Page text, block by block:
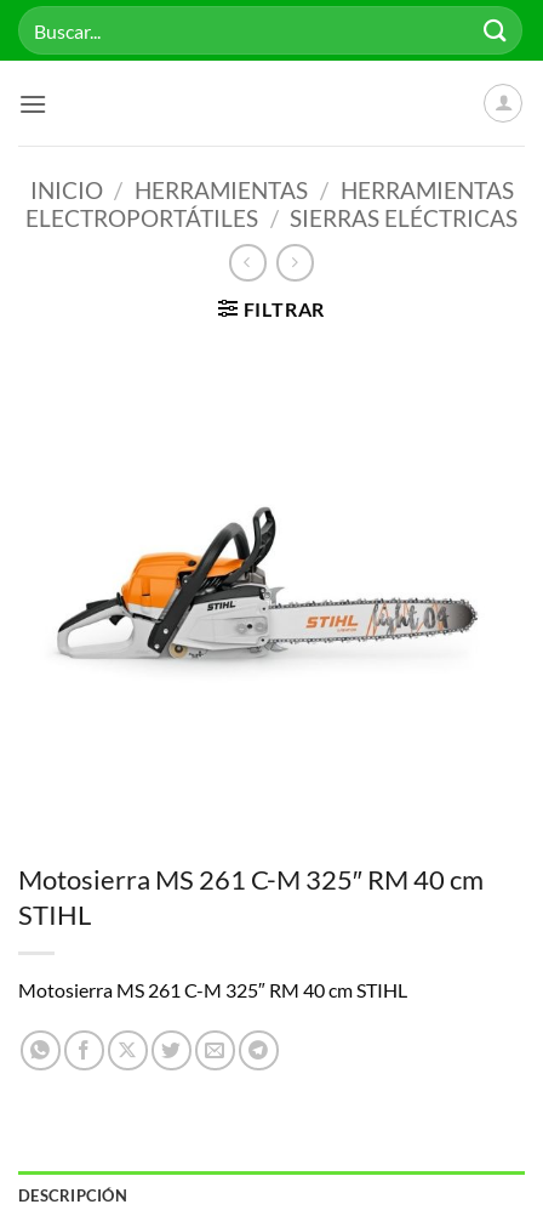
Saltar
Buscar
por:
INICIO / HERRAMIENTAS / HERRAMIENTAS
ELECTROPORTÁTILES / SIERRAS ELÉCTRICAS
FILTRAR
Motosierra MS 261 C-M 325″ RM 40 cm
STIHL
Motosierra MS 261 C-M 325″ RM 40 cm STIHL
DESCRIPCIÓN